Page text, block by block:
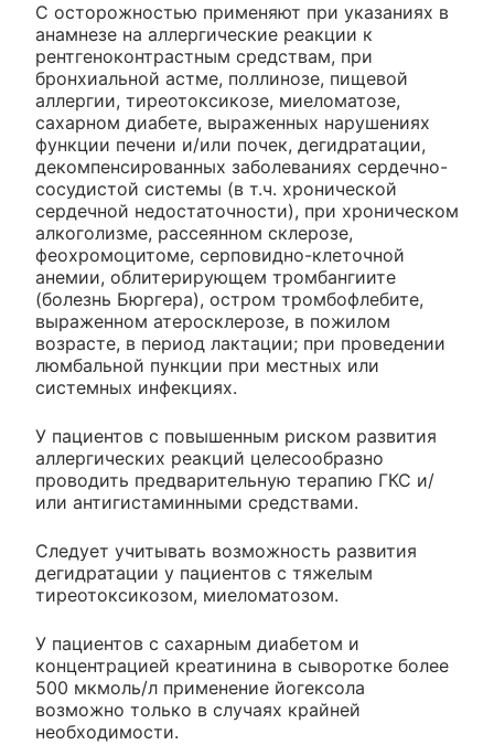
С осторожностью применяют при указаниях в
анамнезе на аллергические реакции к
рентгеноконтрастным средствам, при
бронхиальной астме, поллинозе, пищевой
аллергии, тиреотоксикозе, миеломатозе,
сахарном диабете, выраженных нарушениях
функции печени и/или почек, дегидратации,
декомпенсированных заболеваниях сердечно-
сосудистой системы (в т.ч. хронической
сердечной недостаточности), при хроническом
алкоголизме, рассеянном склерозе,
феохромоцитоме, серповидно-клеточной
анемии, облитерирующем тромбангиите
(болезнь Бюргера), остром тромбофлебите,
выраженном атеросклерозе, в пожилом
возрасте, в период лактации; при проведении
люмбальной пункции при местных или
системных инфекциях.
У пациентов с повышенным риском развития
аллергических реакций целесообразно
проводить предварительную терапию ГКС и/
или антигистаминными средствами.
Следует учитывать возможность развития
дегидратации у пациентов с тяжелым
тиреотоксикозом, миеломатозом.
У пациентов с сахарным диабетом и
концентрацией креатинина в сыворотке более
500 мкмоль/л применение йогексола
возможно только в случаях крайней
необходимости.